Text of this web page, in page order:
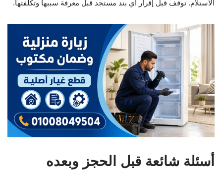
الاستلام. توقف قبل إقرار أي بند مستجد قبل معرفة سببها وتكلفتها.
أسئلة شائعة قبل الحجز وبعده